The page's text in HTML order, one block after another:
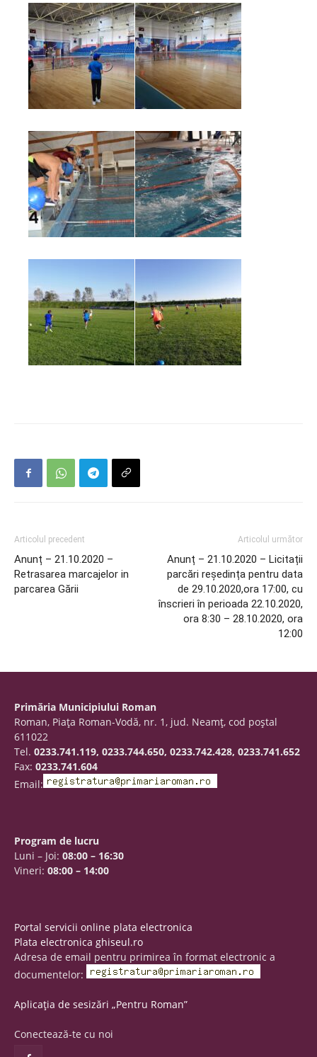
Articolul precedent
Anunț – 21.10.2020 –
Retrasarea marcajelor in
parcarea Gării
Articolul următor
Anunț – 21.10.2020 – Licitații
parcări reședința pentru data
de 29.10.2020,ora 17:00, cu
înscrieri în perioada 22.10.2020,
ora 8:30 – 28.10.2020, ora
12:00
Primăria Municipiului Roman
Roman, Piaţa Roman-Vodă, nr. 1, jud. Neamţ, cod poştal
611022
Tel. 0233.741.119, 0233.744.650, 0233.742.428, 0233.741.652
Fax: 0233.741.604
Email:
Program de lucru
Luni – Joi: 08:00 – 16:30
Vineri: 08:00 – 14:00
Portal servicii online plata electronica
Plata electronica ghiseul.ro
Adresa de email pentru primirea în format electronic a
documentelor:
Aplicația de sesizări „Pentru Roman”
Conectează-te cu noi